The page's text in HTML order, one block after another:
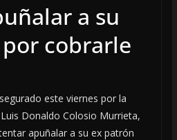
a su
cobrarle
este viernes por la
Donaldo Colosio Murrieta,
apuñalar a su ex patrón